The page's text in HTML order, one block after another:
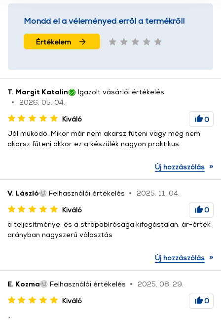
További információk:ÁSZFés Adatvédelem
Mondd el a véleményed erről a termékről!
Értékelem
T. Margit Katalin
Igazolt vásárlói értékelés
2026. 05. 04.
Kiváló
0
Jól működő. Mikor már nem akarsz fűteni vagy még nem
akarsz fűteni akkor ez a készülék nagyon praktikus.
Új hozzászólás »
V. László Felhasználói értékelés
2025. 11. 04.
Kiváló
0
a teljesítménye, és a strapabírósága kifogástalan. ár-érték
arányban nagyszerű választás
Új hozzászólás »
E. Kozma Felhasználói értékelés
2025. 08. 29.
Kiváló
0